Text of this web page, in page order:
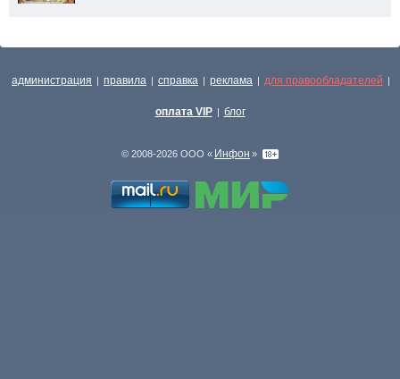
администрация | правила | справка | реклама | для правообладателей |
оплата VIP | блог
© 2008-2026 ООО « Инфон »